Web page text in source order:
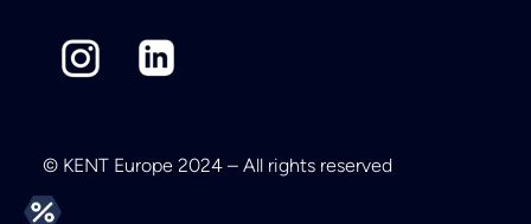
© KENT Europe 2024 – All rights reserved